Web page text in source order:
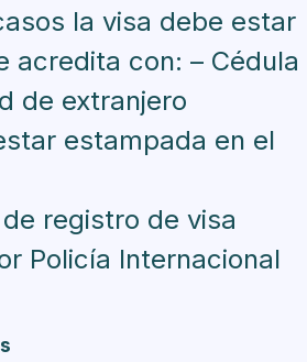
la visa debe estar
acredita con: – Cédula
de extranjero
estampada en el
registro de visa
Policía Internacional